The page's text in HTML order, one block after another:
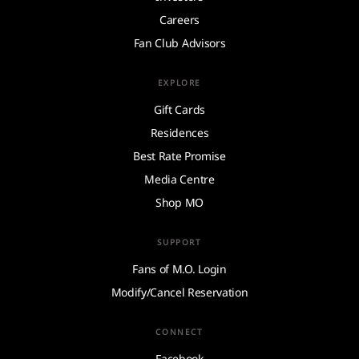
Careers
Fan Club Advisors
EXPLORE
Gift Cards
Residences
Best Rate Promise
Media Centre
Shop MO
SUPPORT
Fans of M.O. Login
Modify/Cancel Reservation
CONNECT